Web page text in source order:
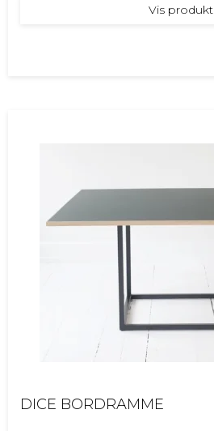
Vis produkt
DICE BORDRAMME